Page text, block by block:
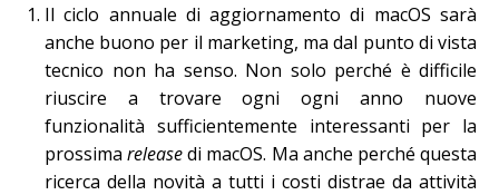
Il ciclo annuale di aggiornamento di macOS sarà
anche buono per il marketing, ma dal punto di vista
tecnico non ha senso. Non solo perché è difficile
riuscire a trovare ogni ogni anno nuove
funzionalità sufficientemente interessanti per la
prossimareleasedi macOS. Ma anche perché questa
ricerca della novità a tutti i costi distrae da attività